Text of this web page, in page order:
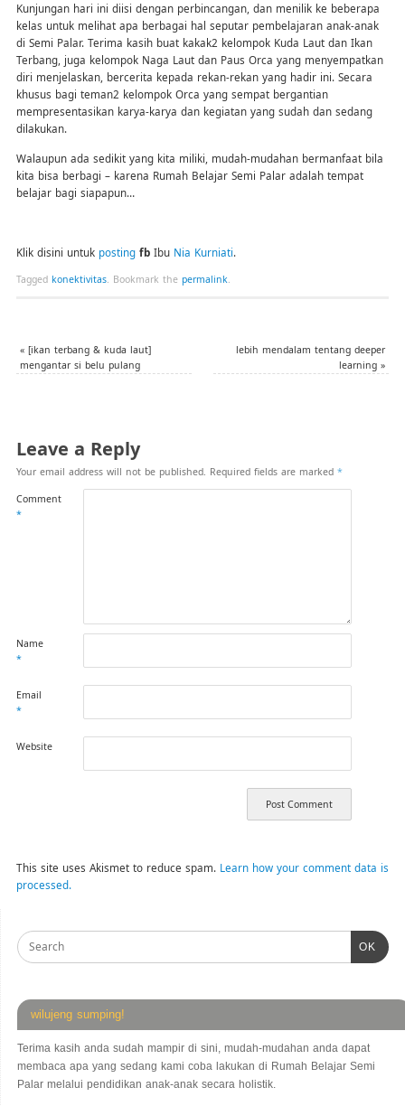
Kunjungan hari ini diisi dengan perbincangan, dan menilik ke beberapa
kelas untuk melihat apa berbagai hal seputar pembelajaran anak-anak
di Semi Palar. Terima kasih buat kakak2 kelompok Kuda Laut dan Ikan
Terbang, juga kelompok Naga Laut dan Paus Orca yang menyempatkan
diri menjelaskan, bercerita kepada rekan-rekan yang hadir ini. Secara
khusus bagi teman2 kelompok Orca yang sempat bergantian
mempresentasikan karya-karya dan kegiatan yang sudah dan sedang
dilakukan.
Walaupun ada sedikit yang kita miliki, mudah-mudahan bermanfaat bila
kita bisa berbagi – karena Rumah Belajar Semi Palar adalah tempat
belajar bagi siapapun…
Klik disini untuk posting fbIbu Nia Kurniati.
Tagged konektivitas. Bookmark the permalink.
«[ikan terbang & kuda laut]
mengantar si belu pulang
lebih mendalam tentang deeper
learning»
Leave a Reply
Your email address will not be published. Required fields are marked *
Comment
*
Name
*
Email
*
Website
This site uses Akismet to reduce spam. Learn how your comment data is
processed.
OK
wilujeng sumping!
Terima kasih anda sudah mampir di sini, mudah-mudahan anda dapat
membaca apa yang sedang kami coba lakukan di Rumah Belajar Semi
Palar melalui pendidikan anak-anak secara holistik.